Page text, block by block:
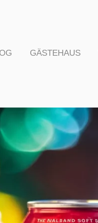
GÄSTEHAUS